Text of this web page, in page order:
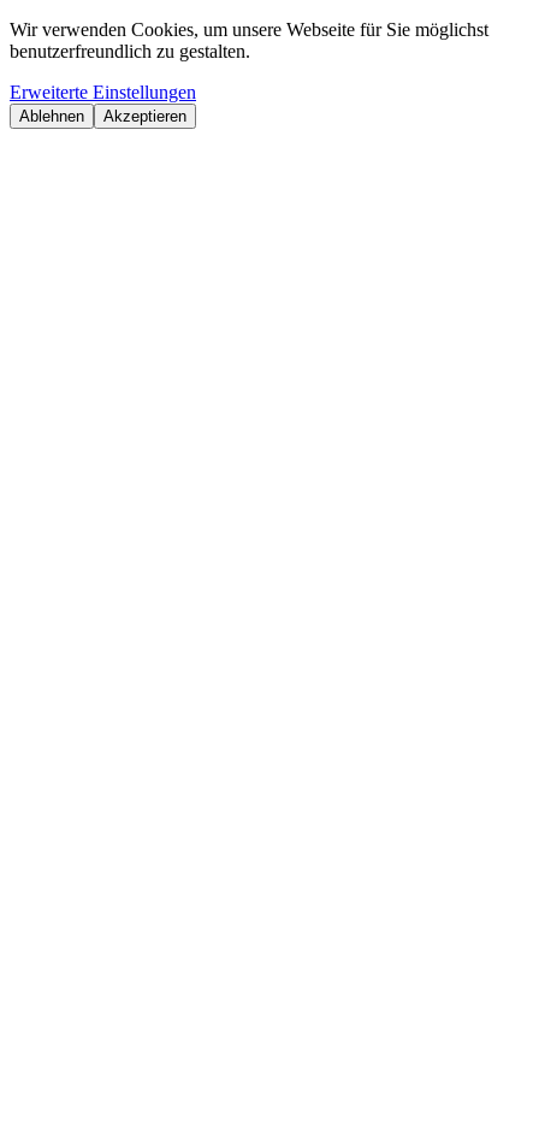
Wir verwenden Cookies, um unsere Webseite für Sie möglichst
benutzerfreundlich zu gestalten.
Erweiterte Einstellungen
Ablehnen Akzeptieren